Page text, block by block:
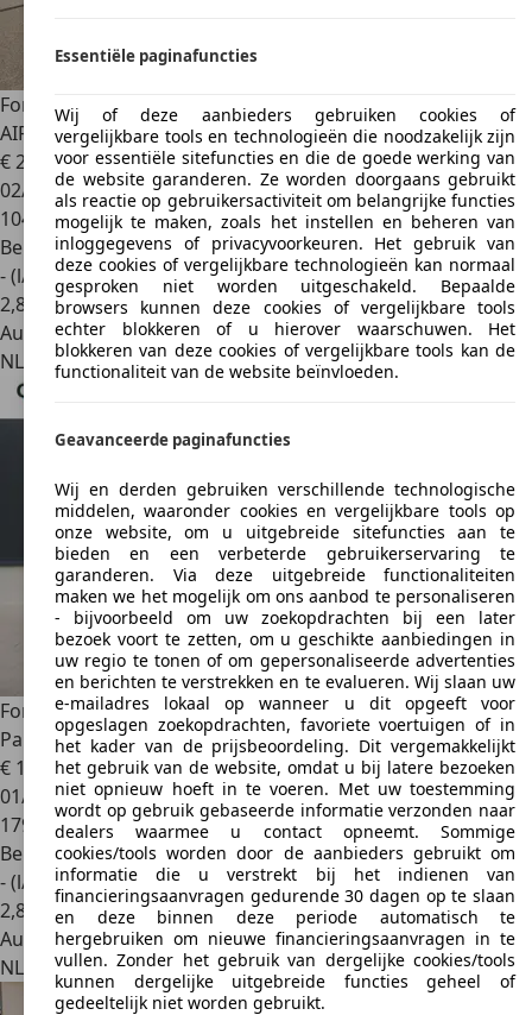
Ford Tourneo Connect
1.5 Titanium NAVI / CRUISE / PDC /
AIRCO ECC / 17
€ 26.9501
02/2023
104.650 km
Benzine
- (l/100 km)
2,8
Autobedrijf
NL 7451 PKHolten
Ford Tourneo ConnectCompact 1.0 Titanium - Trekhaak -
Pano - Stoelverw
€ 14.950
01/2018
179.361 km
Benzine
- (l/100 km)
2,8
Autobedrijf
NL 6986 CSAngerlo
Essentiële paginafuncties
Wij of deze aanbieders gebruiken cookies of
vergelijkbare tools en technologieën die noodzakelijk zijn
voor essentiële sitefuncties en die de goede werking van
de website garanderen. Ze worden doorgaans gebruikt
als reactie op gebruikersactiviteit om belangrijke functies
mogelijk te maken, zoals het instellen en beheren van
inloggegevens of privacyvoorkeuren. Het gebruik van
deze cookies of vergelijkbare technologieën kan normaal
gesproken niet worden uitgeschakeld. Bepaalde
browsers kunnen deze cookies of vergelijkbare tools
echter blokkeren of u hierover waarschuwen. Het
blokkeren van deze cookies of vergelijkbare tools kan de
functionaliteit van de website beïnvloeden.
Geavanceerde paginafuncties
Wij en derden gebruiken verschillende technologische
middelen, waaronder cookies en vergelijkbare tools op
onze website, om u uitgebreide sitefuncties aan te
bieden en een verbeterde gebruikerservaring te
garanderen. Via deze uitgebreide functionaliteiten
maken we het mogelijk om ons aanbod te personaliseren
- bijvoorbeeld om uw zoekopdrachten bij een later
bezoek voort te zetten, om u geschikte aanbiedingen in
uw regio te tonen of om gepersonaliseerde advertenties
en berichten te verstrekken en te evalueren. Wij slaan uw
e-mailadres lokaal op wanneer u dit opgeeft voor
opgeslagen zoekopdrachten, favoriete voertuigen of in
het kader van de prijsbeoordeling. Dit vergemakkelijkt
het gebruik van de website, omdat u bij latere bezoeken
niet opnieuw hoeft in te voeren. Met uw toestemming
wordt op gebruik gebaseerde informatie verzonden naar
dealers waarmee u contact opneemt. Sommige
cookies/tools worden door de aanbieders gebruikt om
informatie die u verstrekt bij het indienen van
financieringsaanvragen gedurende 30 dagen op te slaan
en deze binnen deze periode automatisch te
hergebruiken om nieuwe financieringsaanvragen in te
vullen. Zonder het gebruik van dergelijke cookies/tools
kunnen dergelijke uitgebreide functies geheel of
gedeeltelijk niet worden gebruikt.